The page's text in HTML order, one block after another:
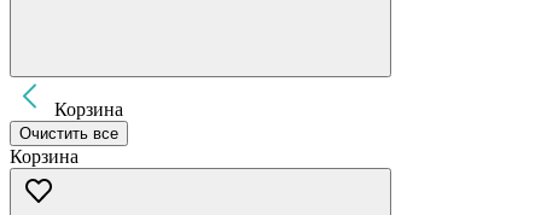
Корзина
Очистить все
Корзина